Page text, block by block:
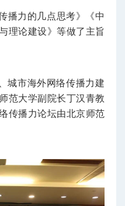
播力的几点思考》《中
理论建设》等做了主旨
城市海外网络传播力建
范大学副院长丁汉青教
传播力论坛由北京师范